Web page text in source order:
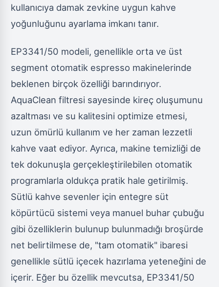
kullanıcıya damak zevkine uygun kahve
yoğunluğunu ayarlama imkanı tanır.
EP3341/50 modeli, genellikle orta ve üst
segment otomatik espresso makinelerinde
beklenen birçok özelliği barındırıyor.
AquaClean filtresi sayesinde kireç oluşumunu
azaltması ve su kalitesini optimize etmesi,
uzun ömürlü kullanım ve her zaman lezzetli
kahve vaat ediyor. Ayrıca, makine temizliği de
tek dokunuşla gerçekleştirilebilen otomatik
programlarla oldukça pratik hale getirilmiş.
Sütlü kahve sevenler için entegre süt
köpürtücü sistemi veya manuel buhar çubuğu
gibi özelliklerin bulunup bulunmadığı broşürde
net belirtilmese de, "tam otomatik" ibaresi
genellikle sütlü içecek hazırlama yeteneğini de
içerir. Eğer bu özellik mevcutsa, EP3341/50